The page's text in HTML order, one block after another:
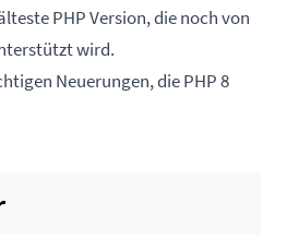
PHP Version, die noch von
wird.
Neuerungen, die PHP 8